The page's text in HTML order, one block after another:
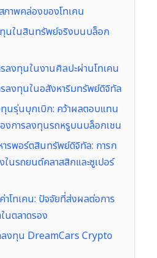
ภาพคล่องของโทเคน
นในสินทรัพย์จริงบนบล็อก
ลงทุนในงานศิลปะผ่านโทเคน
ลงทุนในอสังหาริมทรัพย์ดิจิทัล
นรุ่นบุกเบิก: คว้าผลตอบแทน
องการลงทุนรถหรูบนบล็อกเชน
รพอร์ตสินทรัพย์ดิจิทัล: การก
ในรถยนต์คลาสสิกและซูเปอร์
าโทเคน: ปัจจัยที่ส่งผลต่อการ
นตลาดรอง
งทุน DreamCars Crypto